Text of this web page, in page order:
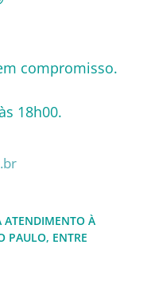
compromisso.
18h00.
ATENDIMENTO À
PAULO, ENTRE